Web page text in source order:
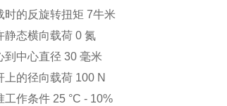
的反旋转扭矩 7牛米
态横向载荷 0 氮
中心直径 30 毫米
的径向载荷 100 N
作条件 25 °C - 10%